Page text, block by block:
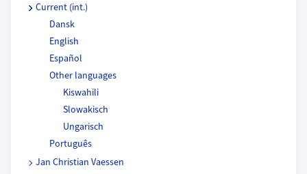
Current (int.)
Dansk
English
Español
Other languages
Kiswahili
Slowakisch
Ungarisch
Português
Jan Christian Vaessen